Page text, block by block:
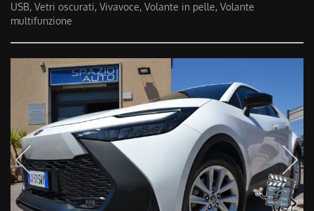
USB, Vetri oscurati, Vivavoce, Volante in pelle, Volante
multifunzione